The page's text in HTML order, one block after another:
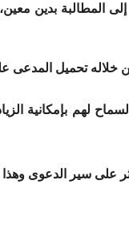
المطالبة بدين
تحميل المدعى
لهم بإمكانية
على سير الدعوى